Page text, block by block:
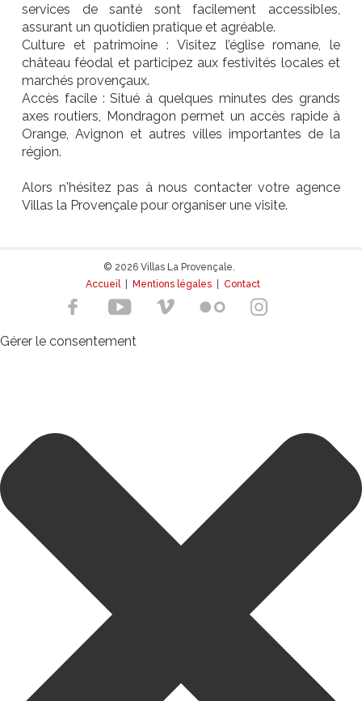
services de santé sont facilement accessibles,
assurant un quotidien pratique et agréable.
Culture et patrimoine : Visitez l’église romane, le
château féodal et participez aux festivités locales et
marchés provençaux.
Accès facile : Situé à quelques minutes des grands
axes routiers, Mondragon permet un accès rapide à
Orange, Avignon et autres villes importantes de la
région.
Alors n'hésitez pas à nous contacter votre agence
Villas la Provençale pour organiser une visite.
© 2026 Villas La Provençale.
Accueil| Mentions légales Contact
Gérer le consentement